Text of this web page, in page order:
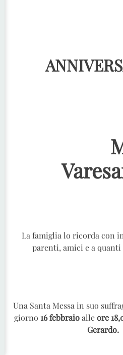
La famiglia lo ricorda con
parenti, amici e a
Una Santa Messa in suo
giorno 16 febbraioalleore
Gerardo.